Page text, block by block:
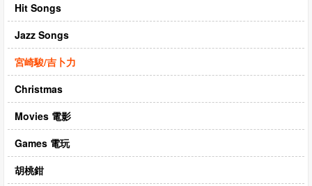
CD‧DVD
禮品專區
出版社
日本樂譜
音樂繪本・故事
114年全國音樂比賽指定曲
中國民樂
Hit Songs
Jazz Songs
宮崎駿/吉卜力
Christmas
Movies 電影
Games 電玩
胡桃鉗